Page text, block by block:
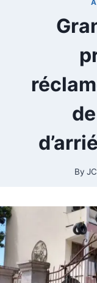
By